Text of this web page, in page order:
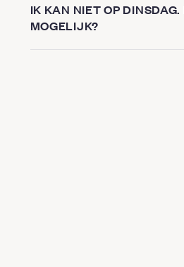
IK KAN NIET OP
MOGELIJK?